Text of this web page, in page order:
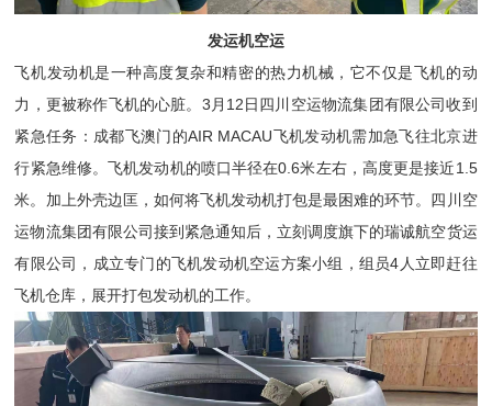
发运机空运
飞机发动机是一种高度复杂和精密的热力机械， 它不仅是飞机的动
力，更被称作 飞机的心脏。 3 月 12 日四川空运物流集团有限公司收到
紧急任务：成都飞澳门的AIR MACAU 飞机发动机需加急飞往北京进
行紧急维修。飞机发动机的喷口半径在0.6米左右，高度更是接近 1.5
米。加上外壳边匡，如何将飞机发动机打包是最困难的环节。四川空
运物流集团有限公司接到紧急通知后，立刻调度旗下的瑞诚航空货运
有限公司，成立专门的飞机发动机空运方案小组，组员4 人立即赶往
飞机仓库，展开打包发动机的工作。